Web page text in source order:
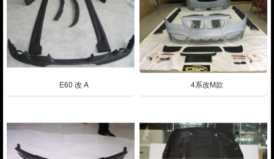
E60 改 A 4系改M款